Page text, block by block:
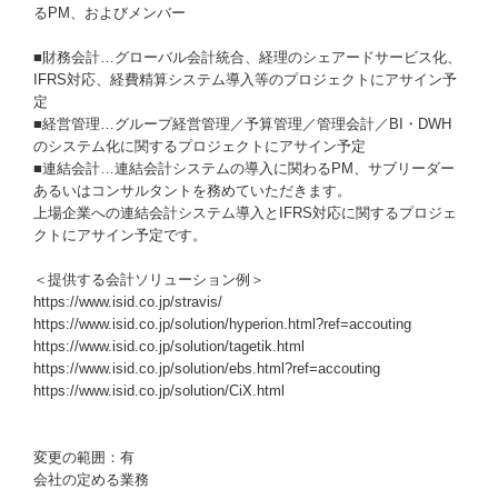
るPM、およびメンバー
■財務会計…グローバル会計統合、経理のシェアードサービス化、
IFRS対応、経費精算システム導入等のプロジェクトにアサイン予
定
■経営管理…グループ経営管理／予算管理／管理会計／BI・DWH
のシステム化に関するプロジェクトにアサイン予定
■連結会計…連結会計システムの導入に関わるPM、サブリーダー
あるいはコンサルタントを務めていただきます。
上場企業への連結会計システム導入とIFRS対応に関するプロジェ
クトにアサイン予定です。
＜提供する会計ソリューション例＞
https://www.isid.co.jp/stravis/
https://www.isid.co.jp/solution/hyperion.html?ref=accouting
https://www.isid.co.jp/solution/tagetik.html
https://www.isid.co.jp/solution/ebs.html?ref=accouting
https://www.isid.co.jp/solution/CiX.html
変更の範囲：有
会社の定める業務